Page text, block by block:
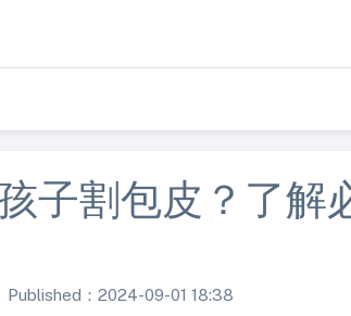
子割包皮？了解
：2024-09-01 18:38